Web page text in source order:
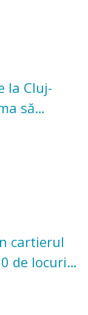
la Cluj-
să
an
cartierul
de locuri